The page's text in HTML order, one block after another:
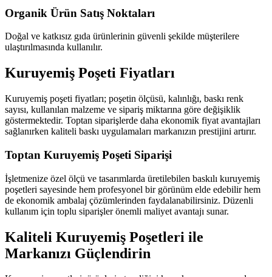
Organik Ürün Satış Noktaları
Doğal ve katkısız gıda ürünlerinin güvenli şekilde müşterilere
ulaştırılmasında kullanılır.
Kuruyemiş Poşeti Fiyatları
Kuruyemiş poşeti fiyatları; poşetin ölçüsü, kalınlığı, baskı renk
sayısı, kullanılan malzeme ve sipariş miktarına göre değişiklik
göstermektedir. Toptan siparişlerde daha ekonomik fiyat avantajları
sağlanırken kaliteli baskı uygulamaları markanızın prestijini artırır.
Toptan Kuruyemiş Poşeti Siparişi
İşletmenize özel ölçü ve tasarımlarda üretilebilen baskılı kuruyemiş
poşetleri sayesinde hem profesyonel bir görünüm elde edebilir hem
de ekonomik ambalaj çözümlerinden faydalanabilirsiniz. Düzenli
kullanım için toplu siparişler önemli maliyet avantajı sunar.
Kaliteli Kuruyemiş Poşetleri ile
Markanızı Güçlendirin